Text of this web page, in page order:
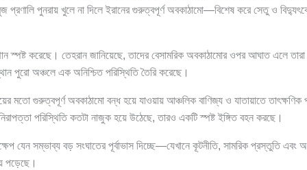
প্রণালি পুনরায় খুলে না দিলে ইরানের গুরুত্বপূর্ণ অবকাঠামো—বিশেষ করে সেতু ও
স্পষ্ট করেছে। তেহরান জানিয়েছে, তাদের বেসামরিক অবকাঠামোর ওপর আঘাত এলে তারা
পুরো অঞ্চলে এক অনিশ্চিত পরিস্থিতি তৈরি করেছে।
মতো গুরুত্বপূর্ণ অবকাঠামো বন্ধ হয়ে যাওয়ায় আঞ্চলিক বাণিজ্য ও যাতায়াতে
পরিস্থিতি কতটা নাজুক হয়ে উঠেছে, তারও একটি স্পষ্ট ইঙ্গিত বহন করছে।
যেন সম্ভাব্য বড় সংঘাতের পূর্বাভাস দিচ্ছে—যেখানে কূটনীতি, সামরিক প্রস্তুতি এবং
পড়েছে।